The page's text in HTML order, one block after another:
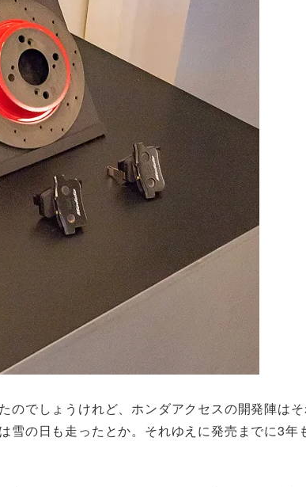
のでしょうけれど、ホンダアクセスの開発陣は
雪の日も走ったとか。それゆえに発売までに3年